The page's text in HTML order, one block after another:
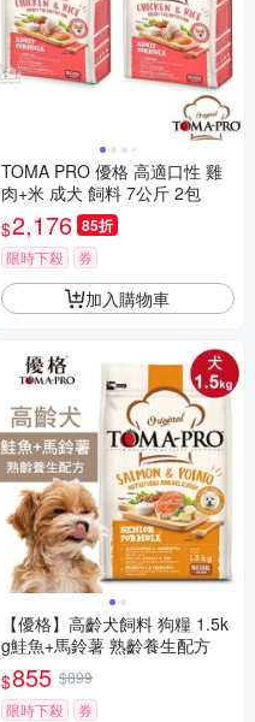
TOMA PRO 優格 高適口性 雞
肉+米 成犬 飼料 7公斤 2包
$2,176 85折
限時下殺 券
加入購物車
【優格】高齡犬飼料 狗糧 1.5k
g鮭魚+馬鈴薯 熟齡養生配方
$855 $899
限時下殺
券